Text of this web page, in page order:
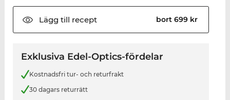
Lägg till recept bort 699 kr
Exklusiva Edel-Optics-fördelar
Kostnadsfri tur- och returfrakt
30 dagars returrätt